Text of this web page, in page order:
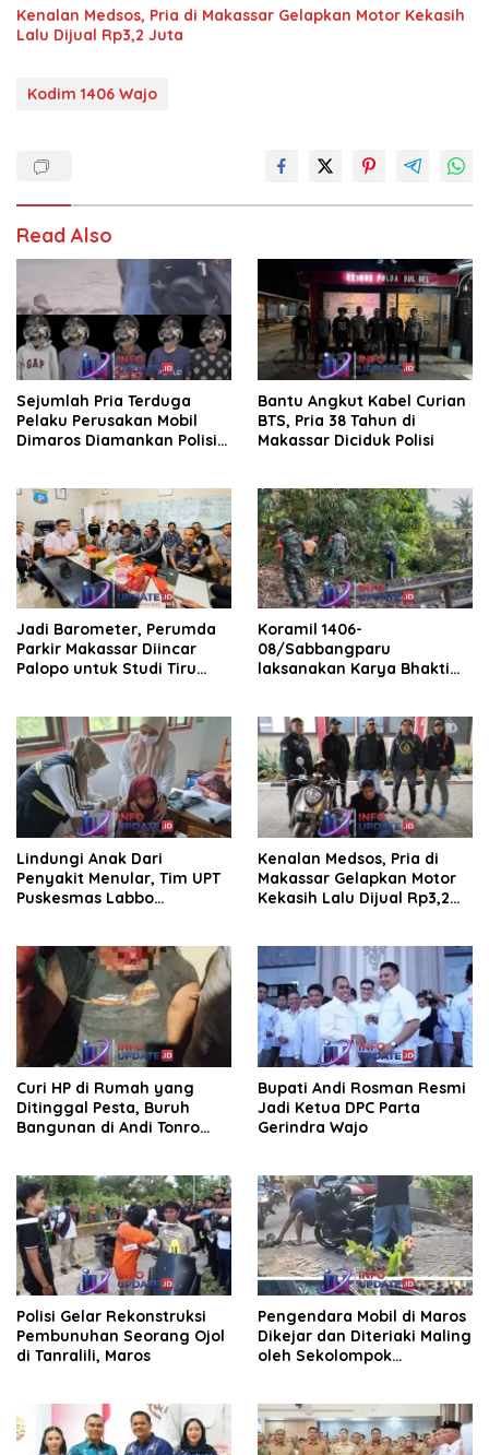
Kenalan Medsos, Pria di Makassar Gelapkan Motor Kekasih
Lalu Dijual Rp3,2 Juta
Kodim 1406 Wajo
Read Also
Sejumlah Pria Terduga
Pelaku Perusakan Mobil
Dimaros Diamankan Polisi.
Bantu Angkut Kabel Curian
BTS, Pria 38 Tahun di
Makassar Diciduk Polisi
Jadi Barometer, Perumda
Parkir Makassar Diincar
Palopo untuk Studi Tiru
Koramil 1406-
08/Sabbangparu
laksanakan Karya Bhakti
Lindungi Anak Dari
Penyakit Menular, Tim UPT
Puskesmas Labbo
Kenalan Medsos, Pria di
Makassar Gelapkan Motor
Kekasih Lalu Dijual Rp3,2
Curi HP di Rumah yang
Ditinggal Pesta, Buruh
Bangunan di Andi Tonro
Bupati Andi Rosman Resmi
Jadi Ketua DPC Parta
Gerindra Wajo
Polisi Gelar Rekonstruksi
Pembunuhan Seorang Ojol
di Tanralili, Maros
Pengendara Mobil di Maros
Dikejar dan Diteriaki Maling
oleh Sekolompok